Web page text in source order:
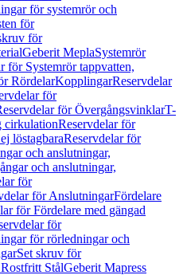
för systemrör och
för
för
Geberit MeplaSystemrör
för Systemrör tappvatten,
RördelarKopplingarReservdelar
för
för ÖvergångsvinklarT-
cirkulationReservdelar för
löstagbaraReservdelar för
och anslutningar,
och anslutningar,
för
för AnslutningarFördelare
för Fördelare med gängad
för
för rörledningar och
Set skruv för
StålGeberit Mapress